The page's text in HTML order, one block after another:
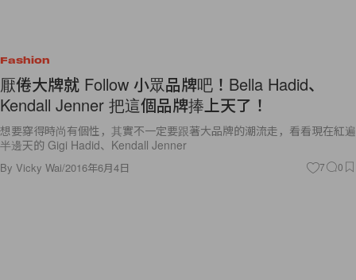
Fashion
厭倦大牌就 Follow 小眾品牌吧！Bella Hadid、
Kendall Jenner 把這個品牌捧上天了！
想要穿得時尚有個性，其實不一定要跟著大品牌的潮流走，看看現在紅遍
半邊天的 Gigi Hadid、Kendall Jenner
By Vicky Wai/2016年6月4日 7 0